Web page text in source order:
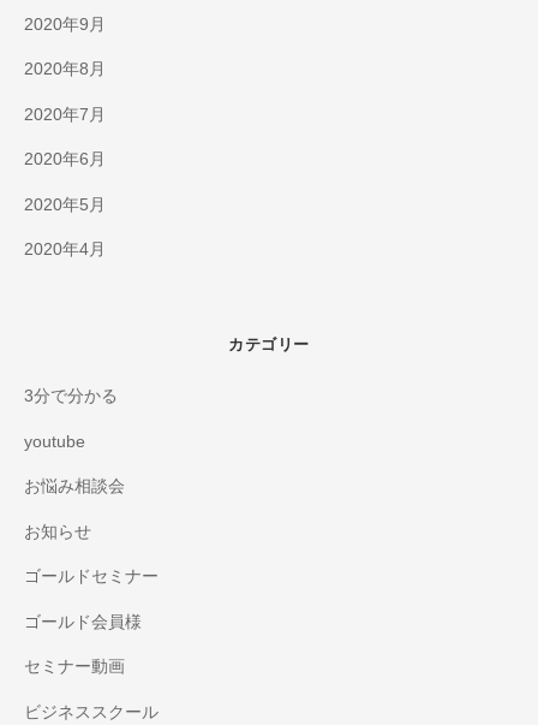
2020年9月
2020年8月
2020年7月
2020年6月
2020年5月
2020年4月
カテゴリー
3分で分かる
youtube
お悩み相談会
お知らせ
ゴールドセミナー
ゴールド会員様
セミナー動画
ビジネススクール